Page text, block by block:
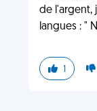
de l'argent,
langues : "
1